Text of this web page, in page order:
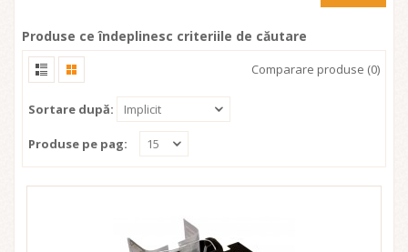
Produse ce îndeplinesc criteriile de căutare
Comparare produse (0)
Sortare după: Implicit
Produse pe pag: 15